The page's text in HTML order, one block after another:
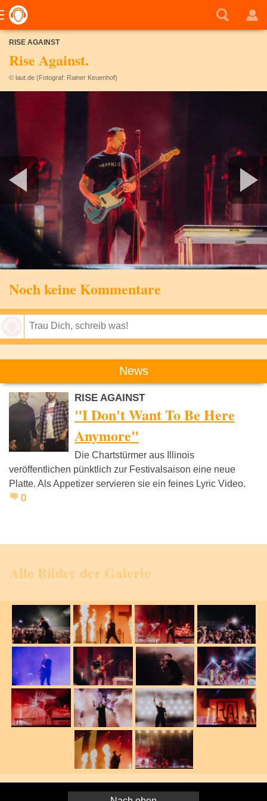
RISE AGAINST
Rise Against.
© laut.de (Fotograf: Rainer Keuenhof)
Noch keine Kommentare
News
RISE AGAINST
"I Don't Want To Be Here
Anymore"
Die Chartstürmer aus Illinois
veröffentlichen pünktlich zur Festivalsaison eine neue
Platte. Als Appetizer servieren sie ein feines Lyric Video.
0
Alle Bilder der Galerie